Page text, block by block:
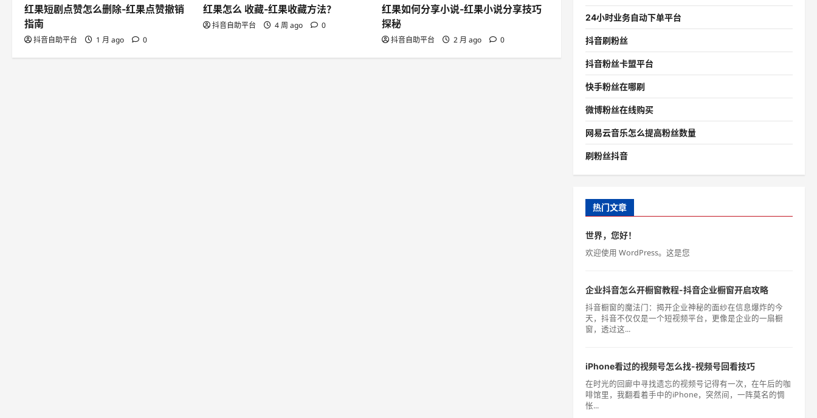
v
i
g
红果短剧点赞怎么删除-红果点赞撤销
指南
抖音自助平台 1 月 ago 0
红果怎么 收藏-红果收藏方法？
抖音自助平台 4 周 ago 0
红果如何分享小说-红果小说分享技巧
探秘
抖音自助平台 2 月 ago 0
24小时业务自动下单平台
抖音刷粉丝
抖音粉丝卡盟平台
快手粉丝在哪刷
微博粉丝在线购买
网易云音乐怎么提高粉丝数量
刷粉丝抖音
热门文章
世界，您好！
欢迎使用 WordPress。这是您
企业抖音怎么开橱窗教程-抖音企业橱窗开启攻略
抖音橱窗的魔法门：揭开企业神秘的面纱在信息爆炸的今
天，抖音不仅仅是一个短视频平台，更像是企业的一扇橱
窗，透过这...
iPhone看过的视频号怎么找-视频号回看技巧
在时光的回廊中寻找遗忘的视频号记得有一次，在午后的咖
啡馆里，我翻看着手中的iPhone，突然间，一阵莫名的惆
怅...